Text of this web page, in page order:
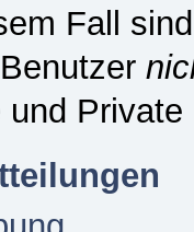
Fall